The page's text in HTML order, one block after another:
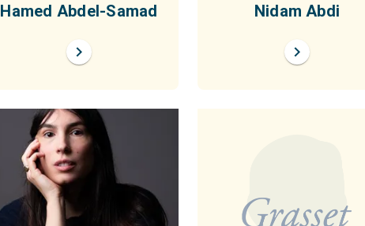
Hamed Abdel-Samad
chevron_right
Nidam Abdi
chevron_right